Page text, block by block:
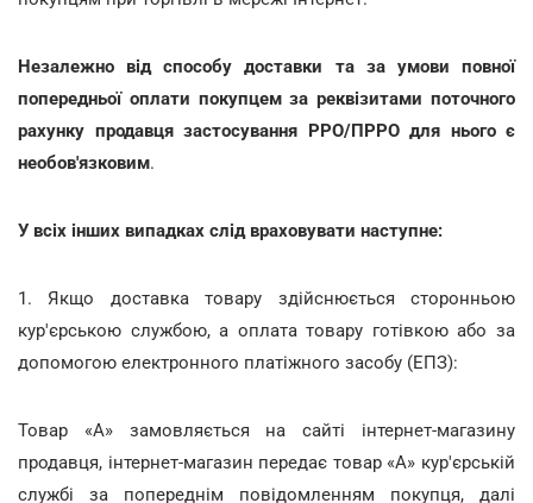
Незалежно від способу доставки та за умови повної
попередньої оплати покупцем за реквізитами поточного
рахунку продавця застосування РРО/ПРРО для нього є
необов'язковим.
У всіх інших випадках слід враховувати наступне:
1. Якщо доставка товару здійснюється сторонньою
кур'єрською службою, а оплата товару готівкою або за
допомогою електронного платіжного засобу (ЕПЗ):
Товар «А» замовляється на сайті інтернет-магазину
продавця, інтернет-магазин передає товар «А» кур'єрській
службі за попереднім повідомленням покупця, далі